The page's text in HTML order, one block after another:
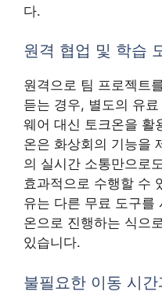
다.
원격 협업 및 학습
원격으로 팀 프로젝트
듣는 경우, 별도의 유
웨어 대신 토크온을 활
온은 화상회의 기능을
의 실시간 소통만으로
효과적으로 수행할 수
유는 다른 무료 도구를
온으로 진행하는 식으
있습니다.
불필요한 이동 시